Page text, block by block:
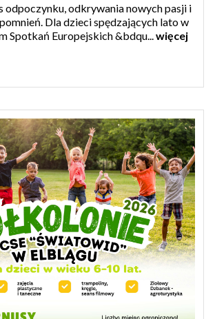
odpoczynku, odkrywania nowych pasji i
Dla dzieci spędzających lato w
Spotkań Europejskich &bdqu...więcej